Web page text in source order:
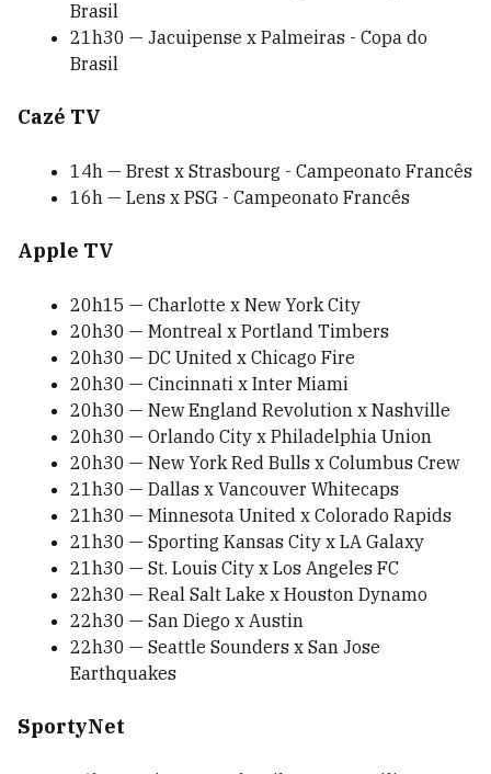
Brasil
21h30 — Jacuipense x Palmeiras - Copa do
Brasil
Cazé TV
14h — Brest x Strasbourg - Campeonato Francês
16h — Lens x PSG - Campeonato Francês
Apple TV
20h15 — Charlotte x New York City
20h30 — Montreal x Portland Timbers
20h30 — DC United x Chicago Fire
20h30 — Cincinnati x Inter Miami
20h30 — New England Revolution x Nashville
20h30 — Orlando City x Philadelphia Union
20h30 — New York Red Bulls x Columbus Crew
21h30 — Dallas x Vancouver Whitecaps
21h30 — Minnesota United x Colorado Rapids
21h30 — Sporting Kansas City x LA Galaxy
21h30 — St. Louis City x Los Angeles FC
22h30 — Real Salt Lake x Houston Dynamo
22h30 — San Diego x Austin
22h30 — Seattle Sounders x San Jose
Earthquakes
SportyNet